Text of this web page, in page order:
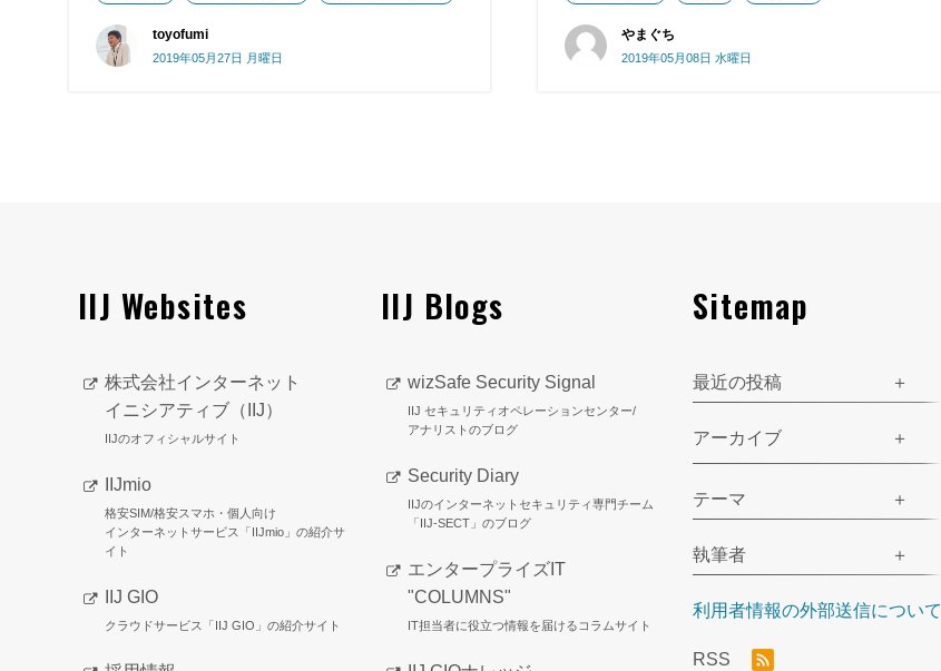
toyofumi
2019年05月27日 月曜日
やまぐち
2019年05月08日 水曜日
IIJ Websites
株式会社インターネット
イニシアティブ（IIJ）
IIJのオフィシャルサイト
IIJmio
格安SIM/格安スマホ・個人向け
インターネットサービス「IIJmio」の紹介サ
イト
IIJ GIO
クラウドサービス「IIJ GIO」の紹介サイト
IIJ Blogs
wizSafe Security Signal
IIJ セキュリティオペレーションセンター/
アナリストのブログ
Security Diary
IIJのインターネットセキュリティ専門チーム
「IIJ-SECT」のブログ
エンタープライズIT
"COLUMNS"
IT担当者に役立つ情報を届けるコラムサイト
Sitemap
最近の投稿
アーカイブ
テーマ
執筆者
利用者情報の外部送信について
RSS